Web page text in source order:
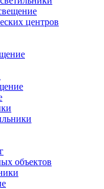
центров
объектов